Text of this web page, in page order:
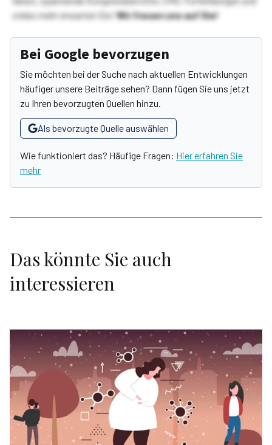
vieles mehr erwarten Sie!Wir freuen uns auf Sie!
Bei Google bevorzugen
Sie möchten bei der Suche nach aktuellen Entwicklungen
häufiger unsere Beiträge sehen? Dann fügen Sie uns jetzt
zu Ihren bevorzugten Quellen hinzu.
Als bevorzugte Quelle auswählen
Wie funktioniert das? Häufige Fragen: Hier erfahren Sie
mehr
Das könnte Sie auch
interessieren